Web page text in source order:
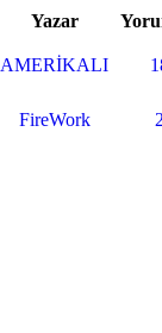
Yazar
AMERİKALI
FireWork